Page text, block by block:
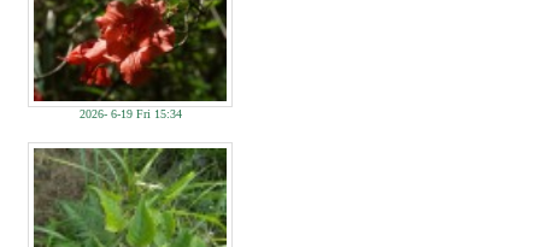
2026- 6-19 Fri 15:34